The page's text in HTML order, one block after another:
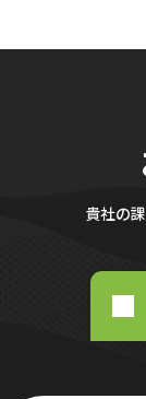
貴社の